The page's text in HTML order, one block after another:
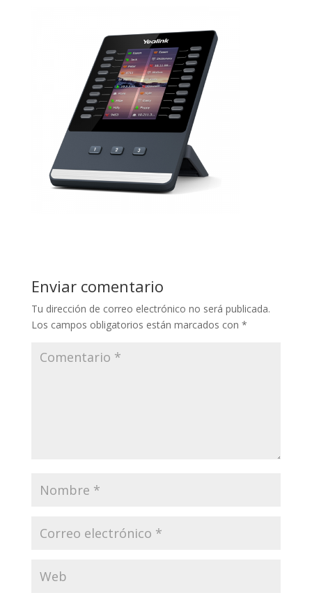
Enviar comentario
Tu dirección de correo electrónico no será publicada.
Los campos obligatorios están marcados con *